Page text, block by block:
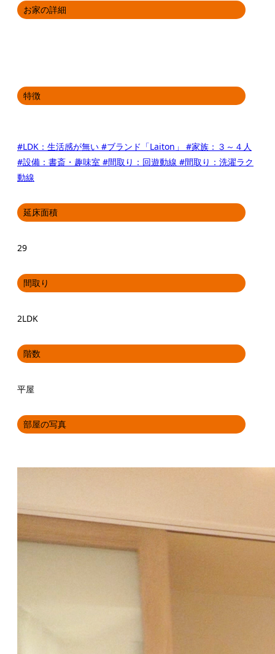
お家の詳細
特徴
#LDK：生活感が無い #ブランド「Laiton」 #家族：３～４人
#設備：書斎・趣味室 #間取り：回遊動線 #間取り：洗濯ラク
動線
延床面積
29
間取り
2LDK
階数
平屋
部屋の写真